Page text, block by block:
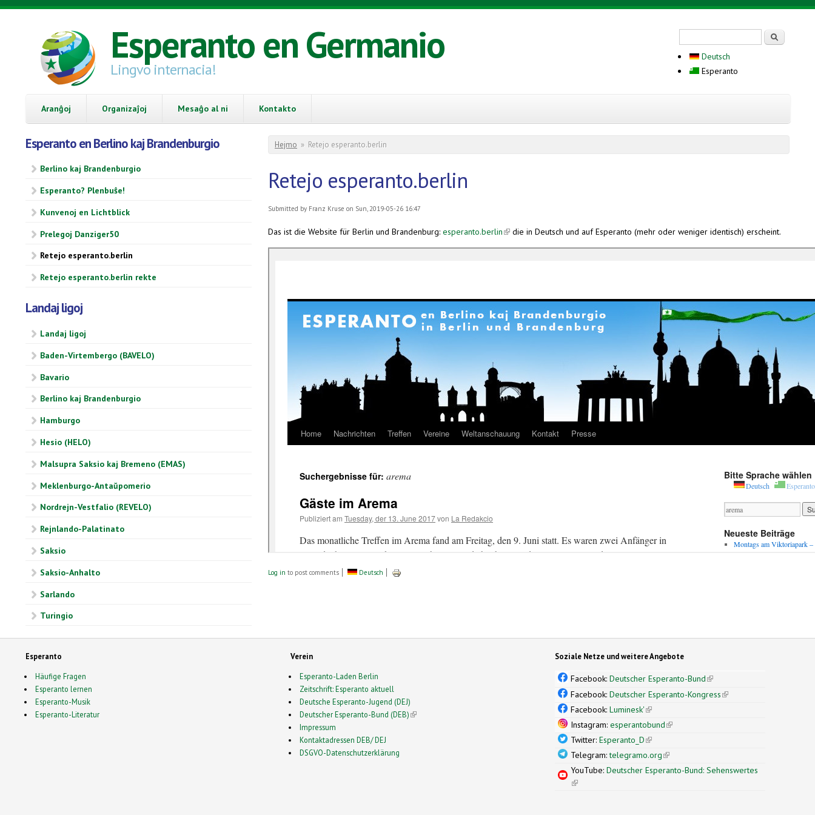
Skip to main content
Esperanto en Germanio
Lingvo internacia!
Deutsch
Esperanto
Aranĝoj Organizaĵoj Mesaĝo al ni Kontakto
Esperanto en Berlino kaj Brandenburgio
Berlino kaj Brandenburgio
Esperanto? Plenbuŝe!
Kunvenoj en Lichtblick
Prelegoj Danziger50
Retejo esperanto.berlin
Retejo esperanto.berlin rekte
Landaj ligoj
Landaj ligoj
Baden-Virtembergo (BAVELO)
Bavario
Berlino kaj Brandenburgio
Hamburgo
Hesio (HELO)
Malsupra Saksio kaj Bremeno (EMAS)
Meklenburgo-Antaŭpomerio
Nordrejn-Vestfalio (REVELO)
Rejnlando-Palatinato
Saksio
Saksio-Anhalto
Sarlando
Turingio
You are here
Hejmo » Retejo esperanto.berlin
Retejo esperanto.berlin
Submitted by Franz Kruse on Sun, 2019-05-26 16:47
Das ist die Website für Berlin und Brandenburg: esperanto.berlin(link is external)
die in Deutsch und auf Esperanto (mehr oder weniger identisch) erscheint.
Log in to post comments Deutsch
Esperanto
Häufige Fragen
Esperanto lernen
Esperanto-Musik
Esperanto-Literatur
Verein
Esperanto-Laden Berlin
Zeitschrift: Esperanto aktuell
Deutsche Esperanto-Jugend (DEJ)
Deutscher Esperanto-Bund (DEB)(link is external)
Impressum
Kontaktadressen DEB/ DEJ
DSGVO-Datenschutzerklärung
Soziale Netze und weitere Angebote
Facebook:Deutscher Esperanto-Bund(link is external)
Facebook:Deutscher Esperanto-Kongress(link is external)
Facebook:Luminesk'(link is external)
Instagram:esperantobund(link is external)
Twitter:Esperanto_D(link is external)
Telegram:telegramo.org(link is external)
YouTube:Deutscher Esperanto-Bund: Sehenswertes
(link is external)